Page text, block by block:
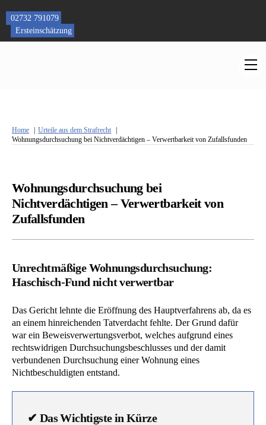
content
02732 791079
Ersteinschätzung
Home
Urteile aus dem Strafrecht
Wohnungsdurchsuchung bei Nichtverdächtigen – Verwertbarkeit von Zufallsfunden
Wohnungsdurchsuchung bei
Nichtverdächtigen – Verwertbarkeit von
Zufallsfunden
Unrechtmäßige Wohnungsdurchsuchung:
Haschisch-Fund nicht verwertbar
Das Gericht lehnte die Eröffnung des Hauptverfahrens ab, da es
an einem hinreichenden Tatverdacht fehlte. Der Grund dafür
war ein Beweisverwertungsverbot, welches aufgrund eines
rechtswidrigen Durchsuchungsbeschlusses und der damit
verbundenen Durchsuchung einer Wohnung eines
Nichtbeschuldigten entstand.
✔ Das Wichtigste in Kürze